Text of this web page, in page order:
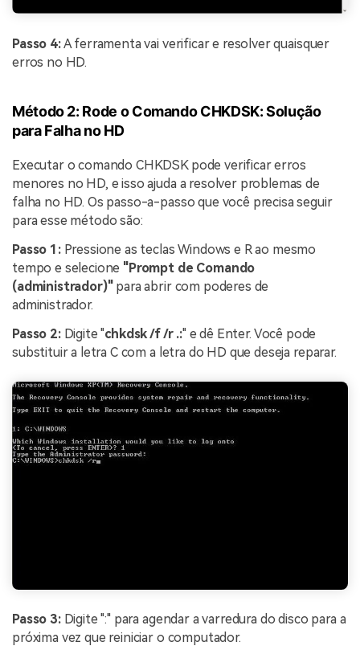
Passo 4:A ferramenta vai verificar e resolver quaisquer
erros no HD.
Método 2: Rode o Comando CHKDSK: Solução
para Falha no HD
Executar o comando CHKDSK pode verificar erros
menores no HD, e isso ajuda a resolver problemas de
falha no HD. Os passo-a-passo que você precisa seguir
para esse método são:
Passo 1:Pressione as teclas Windows e R ao mesmo
tempo e selecione "Prompt de Comando
(administrador)"para abrir com poderes de
administrador.
Passo 2:Digite "chkdsk /f /r .:" e dê Enter. Você pode
substituir a letra C com a letra do HD que deseja reparar.
Passo 3:Digite ":" para agendar a varredura do disco para a
próxima vez que reiniciar o computador.